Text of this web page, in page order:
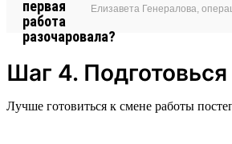
Елизавета Генералова,
Шаг 4.
Лучше готовиться к смене работы